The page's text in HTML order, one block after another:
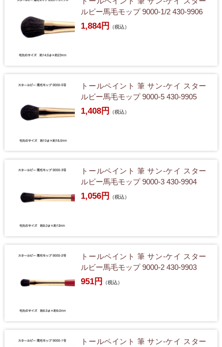
ルビー馬毛モップ 9000-1/2 430-9906
1,884円 （税込）
トールペイント 筆 サン-ケイ スター
ルビー馬毛モップ 9000-5 430-9905
1,408円 （税込）
トールペイント 筆 サン-ケイ スター
ルビー馬毛モップ 9000-3 430-9904
1,056円 （税込）
トールペイント 筆 サン-ケイ スター
ルビー馬毛モップ 9000-2 430-9903
951円 （税込）
トールペイント 筆 サン-ケイ スター